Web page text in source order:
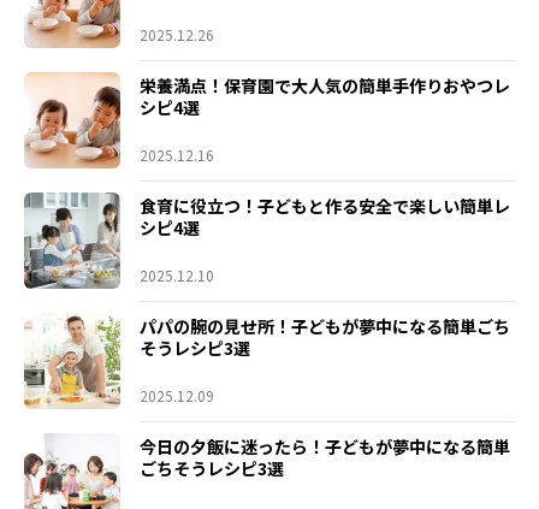
2025.12.26
栄養満点！保育園で大人気の簡単手作りおやつレ
シピ4選
2025.12.16
食育に役立つ！子どもと作る安全で楽しい簡単レ
シピ4選
2025.12.10
パパの腕の見せ所！子どもが夢中になる簡単ごち
そうレシピ3選
2025.12.09
今日の夕飯に迷ったら！子どもが夢中になる簡単
ごちそうレシピ3選